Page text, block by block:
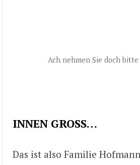
Ach nehmen Sie doch
INNEN GROSS…
Das ist also Familie